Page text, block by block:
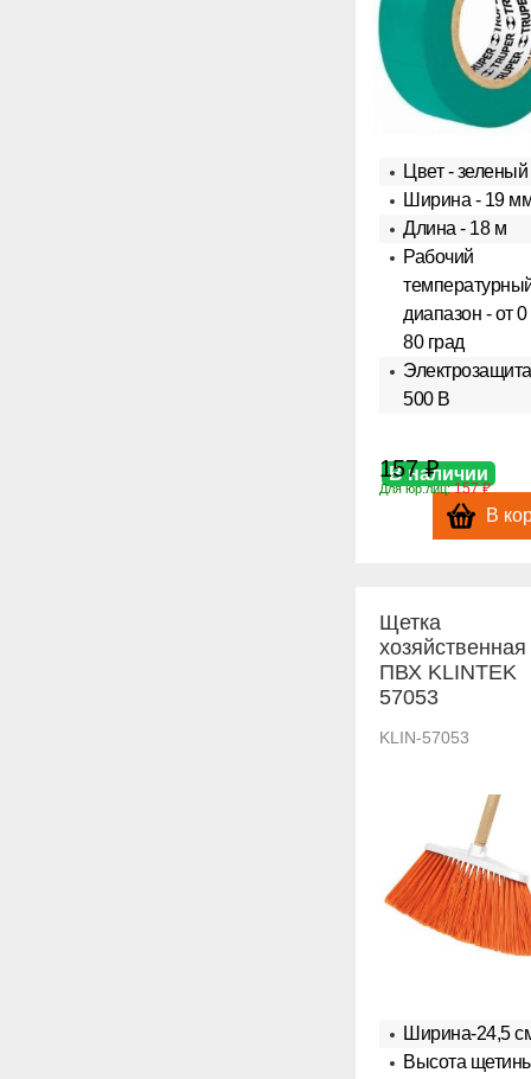
Цвет - зеленый
Ширина - 19
Длина - 18 м
Рабочий
диапазон - от
80 град
500 В
В наличии
157 ₽
Для юр.лиц:157 ₽
В
Щетка
хозяйственная
ПВХ KLINTEK
57053
KLIN-57053
Ширина-24,5
Высота